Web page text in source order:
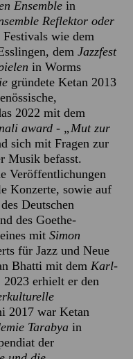
Ensemble in
Reflektor oder
Festivals wie dem
dem Jazzfest
in Worms
gründete Ketan 2013
2022 mit dem
award - „Mut zur
sich mit Fragen zur
Musik befasst.
Veröffentlichungen
Konzerte, sowie auf
Deutschen
des Goethe-
mit Simon
für Jazz und Neue
Bhatti mit dem Karl-
2023 erhielt er den
2017 war Ketan
Tarabya in
der